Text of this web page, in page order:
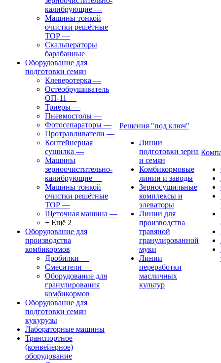
калибрующие —
Машины тонкой
очистки решётные
ТОР —
Скальператоры
барабанные
Оборудование для
подготовки семян
Клеверотерка —
Остеобрушиватель
ОП-11 —
Триеры —
Пневмостолы —
Фотосепараторы —
Протравливатели —
Контейнерная
сушилка —
Машины
зерноочистительно-
калибрующие —
Машины тонкой
очистки решётные
ТОР —
Щеточная машина —
+ Ещё 2
Оборудование для
производства
комбикормов
Дробилки —
Смесители —
Оборудование для
гранулирования
комбикормов
Оборудование для
подготовки семян
кукурузы
Лабораторные машины
Транспортное
(конвейерное)
оборудование
Решения "под ключ"
Линии
подготовки зерна
и семян
Комбикормовые
линии и заводы
Зерносушильные
комплексы и
элеваторы
Линии для
производства
травяной
гранулированной
муки
Линии
переработки
масличных
культур